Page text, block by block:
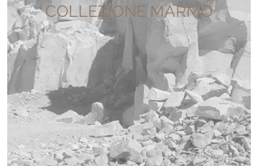
COLLEZIONE MARMO